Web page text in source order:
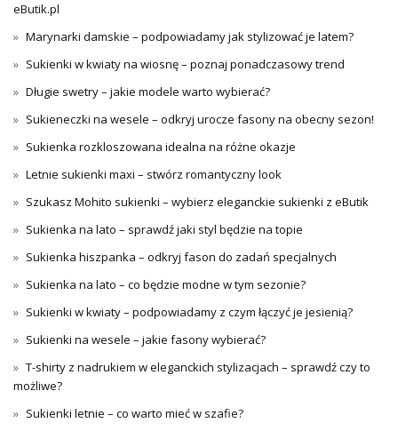
eButik.pl
Marynarki damskie – podpowiadamy jak stylizować je latem?
Sukienki w kwiaty na wiosnę – poznaj ponadczasowy trend
Długie swetry – jakie modele warto wybierać?
Sukieneczki na wesele – odkryj urocze fasony na obecny sezon!
Sukienka rozkloszowana idealna na różne okazje
Letnie sukienki maxi – stwórz romantyczny look
Szukasz Mohito sukienki – wybierz eleganckie sukienki z eButik
Sukienka na lato – sprawdź jaki styl będzie na topie
Sukienka hiszpanka – odkryj fason do zadań specjalnych
Sukienka na lato – co będzie modne w tym sezonie?
Sukienki w kwiaty – podpowiadamy z czym łączyć je jesienią?
Sukienki na wesele – jakie fasony wybierać?
T-shirty z nadrukiem w eleganckich stylizacjach – sprawdź czy to
możliwe?
Sukienki letnie – co warto mieć w szafie?